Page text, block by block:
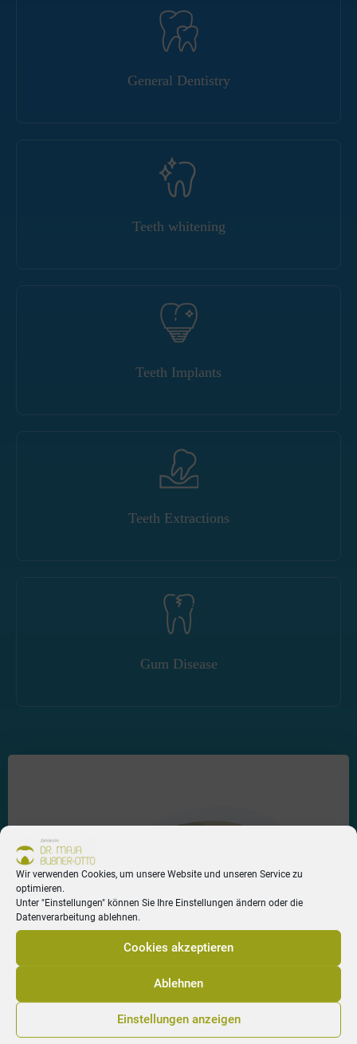
Wir verwenden Cookies, um unsere Website und unseren Service zu
optimieren.
Unter "Einstellungen" können Sie Ihre Einstellungen ändern oder die
Datenverarbeitung ablehnen.
Cookies akzeptieren
Ablehnen
Einstellungen anzeigen
General Dentistry
Teeth whitening
Teeth Implants
Teeth Extractions
Gum Disease